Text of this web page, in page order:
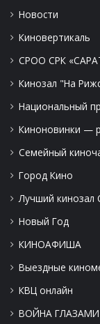
Новости
Киновертикаль
СРОО СРК
Кинозал "На
Национальный
Киноновинки —
Семейный
Город Кино
Лучший кинозал
Новый Год
КИНОАФИША
Выездные
КВЦ онлайн
ВОЙНА ГЛАЗАМИ